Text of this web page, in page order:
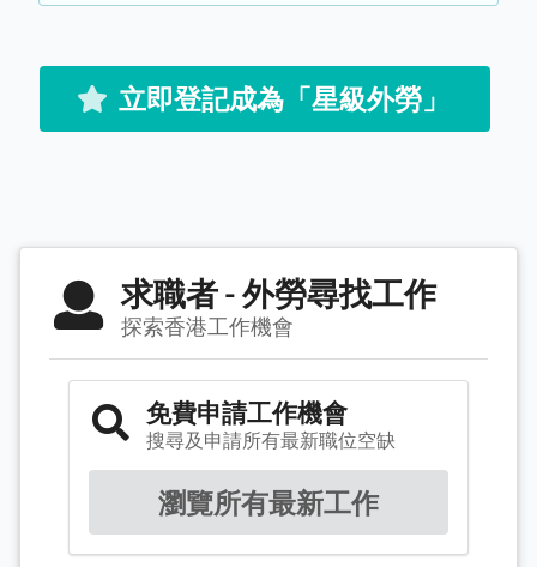
立即登記成為「星級外勞」
求職者 - 外勞尋找工作
探索香港工作機會
免費申請工作機會
搜尋及申請所有最新職位空缺
瀏覽所有最新工作